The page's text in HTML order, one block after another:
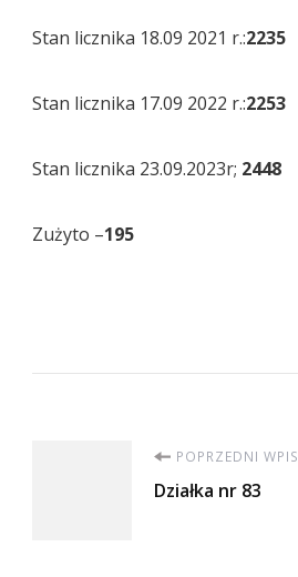
Stan licznika 18.09 2021 r.:2235
Stan licznika 17.09 2022 r.:2253
Stan licznika 23.09.2023r; 2448
Zużyto –195
Nawigacja
POPRZEDNI WPIS
Działka nr 83